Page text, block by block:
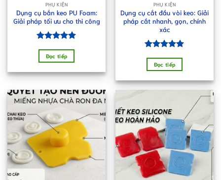
PHỤ KIỆN
Dụng cụ bắn keo PU Foam:
Giải pháp tối ưu cho thi công
hạng 5.00
5 sao
Đọc tiếp
PHỤ KIỆN
Dụng cụ cắt đầu vòi keo: Giải
pháp cắt nhanh, gọn, chính
xác
hạng 5.00
5 sao
Đọc tiếp